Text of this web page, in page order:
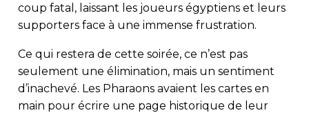
coup fatal, laissant les joueurs égyptiens et leurs
supporters face à une immense frustration.
Ce qui restera de cette soirée, ce n’est pas
seulement une élimination, mais un sentiment
d’inachevé. Les Pharaons avaient les cartes en
main pour écrire une page historique de leur